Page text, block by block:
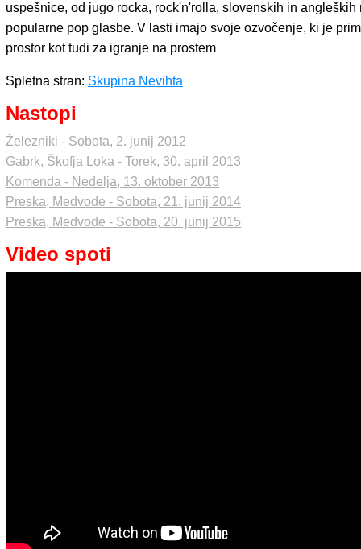
uspešnice, od jugo rocka, rock'n'rolla, slovenskih in angleških
popularne pop glasbe. V lasti imajo svoje ozvočenje, ki je
prostor kot tudi za igranje na prostem
Spletna stran: Skupina Nevihta
Nastopi
Železniki - Sobota, 2. junij 2012
Gabrk, Škofja Loka - Torek, 30. april 2013
Komenda - Nedelja, 13. oktober 2013
Preska, Medvode - Sobota, 21. junij 2014
Preska, Medvode - Sobota, 20. junij 2015
Video spoti